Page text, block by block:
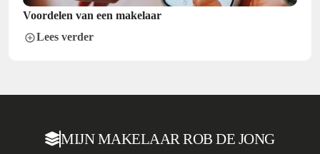
Voordelen van een makelaar
Lees verder
MIJN MAKELAAR ROB DE JONG